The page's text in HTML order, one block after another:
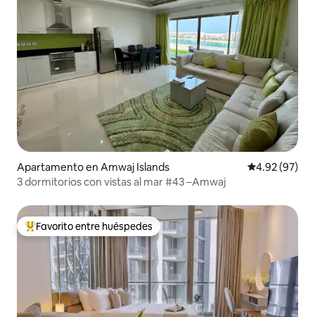
Apartamento en Amwaj Islands Calificación
4.92 (97)
3 dormitorios con vistas al mar #43 –Amwaj
Favorito entre huéspedes preferido
Favorito entre huéspedes